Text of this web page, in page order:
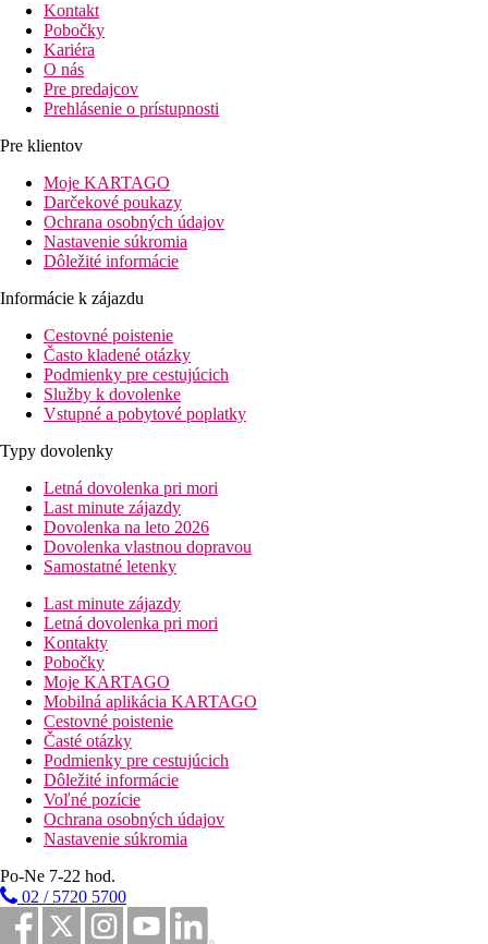
Kontakt
Pobočky
Kariéra
O nás
Pre predajcov
Prehlásenie o prístupnosti
Pre klientov
Moje KARTAGO
Darčekové poukazy
Ochrana osobných údajov
Nastavenie súkromia
Dôležité informácie
Informácie k zájazdu
Cestovné poistenie
Často kladené otázky
Podmienky pre cestujúcich
Služby k dovolenke
Vstupné a pobytové poplatky
Typy dovolenky
Letná dovolenka pri mori
Last minute zájazdy
Dovolenka na leto 2026
Dovolenka vlastnou dopravou
Samostatné letenky
Last minute zájazdy
Letná dovolenka pri mori
Kontakty
Pobočky
Moje KARTAGO
Mobilná aplikácia KARTAGO
Cestovné poistenie
Časté otázky
Podmienky pre cestujúcich
Dôležité informácie
Voľné pozície
Ochrana osobných údajov
Nastavenie súkromia
Po-Ne 7-22 hod.
02 / 5720 5700